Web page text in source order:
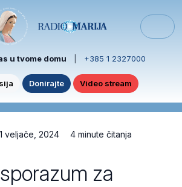
u tvome domu +385 1 2327000
Donirajte Video stream
veljače, 2024 4 minute čitanja
za